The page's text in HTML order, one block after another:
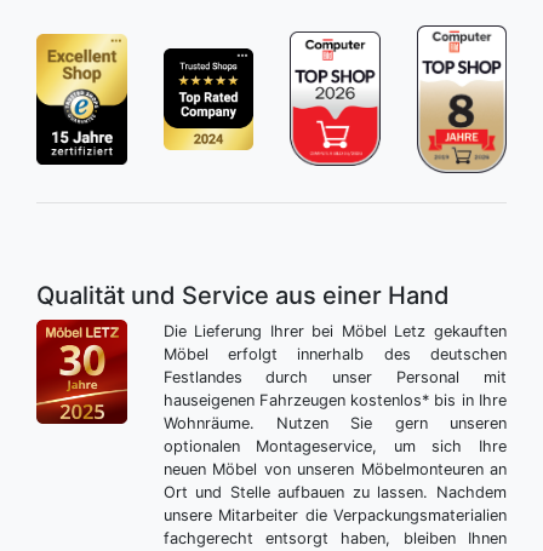
Qualität und Service aus einer Hand
Die Lieferung Ihrer bei Möbel Letz gekauften
Möbel erfolgt innerhalb des deutschen
Festlandes durch unser Personal mit
hauseigenen Fahrzeugen kostenlos* bis in Ihre
Wohnräume. Nutzen Sie gern unseren
optionalen Montageservice, um sich Ihre
neuen Möbel von unseren Möbelmonteuren an
Ort und Stelle aufbauen zu lassen. Nachdem
unsere Mitarbeiter die Verpackungsmaterialien
fachgerecht entsorgt haben, bleiben Ihnen